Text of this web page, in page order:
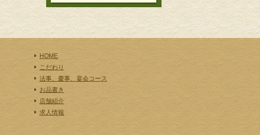
HOME
こだわり
法事、慶事、宴会コース
お品書き
店舗紹介
求人情報